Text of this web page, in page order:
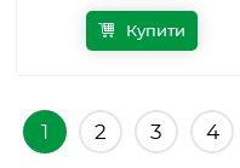
Купити
1 2 3 4